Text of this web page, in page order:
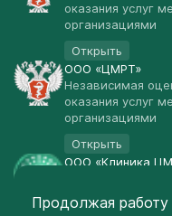
оказания услуг
организациями
Открыть
ООО «ЦМРТ»
Независимая
оказания услуг
организациями
Открыть
ООО «Клиника
Открыть
Продолжая работу